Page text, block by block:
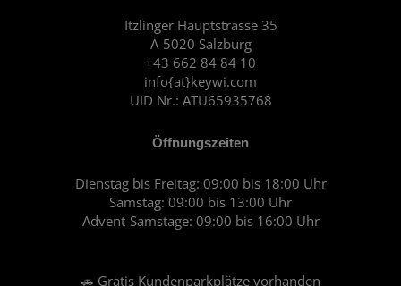
Itzlinger Hauptstrasse 35
A-5020 Salzburg
+43 662 84 84 10
info{at}keywi.com
UID Nr.: ATU65935768
Öffnungszeiten
Dienstag bis Freitag: 09:00 bis 18:00 Uhr
Samstag: 09:00 bis 13:00 Uhr
Advent-Samstage: 09:00 bis 16:00 Uhr
🚗 Gratis Kundenparkplätze vorhanden
o
k
r
a
m